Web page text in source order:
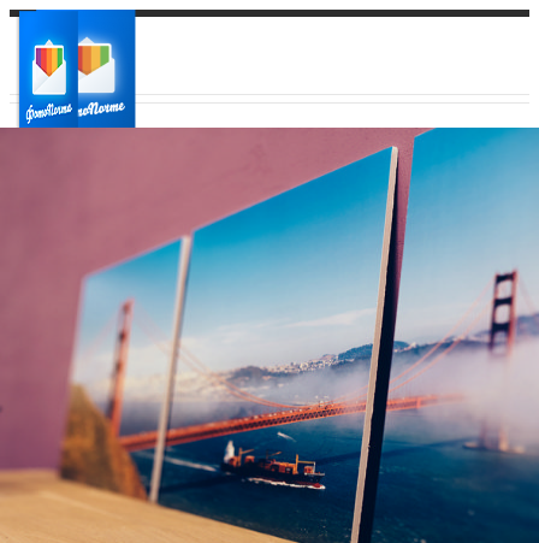
Ваш регион доставки
Выберите из списка: